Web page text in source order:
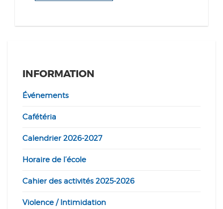
INFORMATION
Événements
Cafétéria
Calendrier 2026-2027
Horaire de l’école
Cahier des activités 2025-2026
Violence / Intimidation